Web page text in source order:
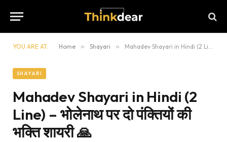
YOU ARE AT: Home » Shayari » Mahadev Shayari in Hindi (2 Line) – भोलेनाथ पर दो पंक्तियों की भक्ति शायरी 🙏
SHAYARI
Mahadev Shayari in Hindi (2
Line) – भोलेनाथ पर दो पंक्तियों की
भक्ति शायरी 🙏